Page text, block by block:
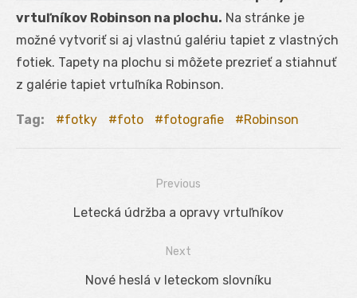
vrtuľníkov Robinson na plochu. Na stránke je
možné vytvoriť si aj vlastnú galériu tapiet z vlastných
fotiek. Tapety na plochu si môžete prezrieť a stiahnuť
z galérie tapiet vrtuľníka Robinson.
Tag: fotky foto fotografie Robinson
Navigácia
Previous
Previous
Letecká údržba a opravy vrtuľníkov
Next
Next
Nové heslá v leteckom slovníku